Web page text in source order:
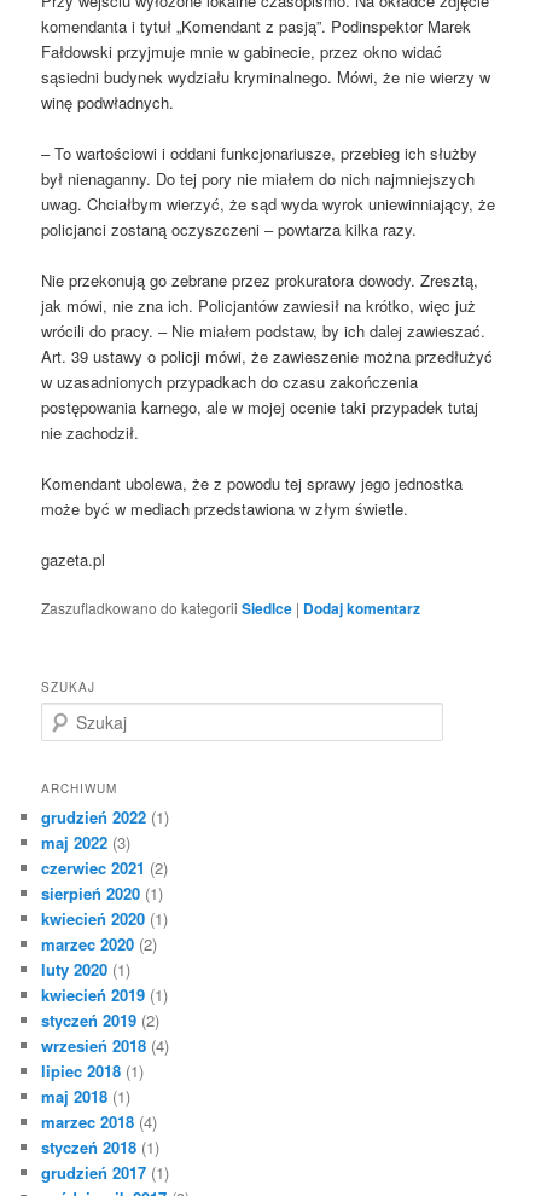
komendanta i tytuł „Komendant z pasją”. Podinspektor Marek
Fałdowski przyjmuje mnie w gabinecie, przez okno widać
sąsiedni budynek wydziału kryminalnego. Mówi, że nie wierzy w
winę podwładnych.
– To wartościowi i oddani funkcjonariusze, przebieg ich służby
był nienaganny. Do tej pory nie miałem do nich najmniejszych
uwag. Chciałbym wierzyć, że sąd wyda wyrok uniewinniający, że
policjanci zostaną oczyszczeni – powtarza kilka razy.
Nie przekonują go zebrane przez prokuratora dowody. Zresztą,
jak mówi, nie zna ich. Policjantów zawiesił na krótko, więc już
wrócili do pracy. – Nie miałem podstaw, by ich dalej zawieszać.
Art. 39 ustawy o policji mówi, że zawieszenie można przedłużyć
w uzasadnionych przypadkach do czasu zakończenia
postępowania karnego, ale w mojej ocenie taki przypadek tutaj
nie zachodził.
Komendant ubolewa, że z powodu tej sprawy jego jednostka
może być w mediach przedstawiona w złym świetle.
gazeta.pl
Zaszufladkowano do kategorii Siedlce | Dodaj komentarz
SZUKAJ
z
k
j
ARCHIWUM
grudzień 2022 (1)
maj 2022 (3)
czerwiec 2021 (2)
sierpień 2020 (1)
kwiecień 2020 (1)
marzec 2020 (2)
luty 2020 (1)
kwiecień 2019 (1)
styczeń 2019 (2)
wrzesień 2018 (4)
lipiec 2018 (1)
maj 2018 (1)
marzec 2018 (4)
styczeń 2018 (1)
grudzień 2017 (1)